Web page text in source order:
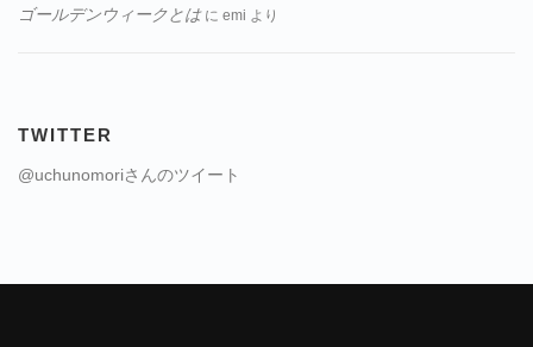
ゴールデンウィークとはに emi より
TWITTER
@uchunomoriさんのツイート